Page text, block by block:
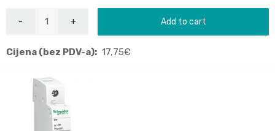
Add to cart
Cijena (bez PDV-a): 17,75€